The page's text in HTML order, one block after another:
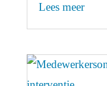
Lees meer